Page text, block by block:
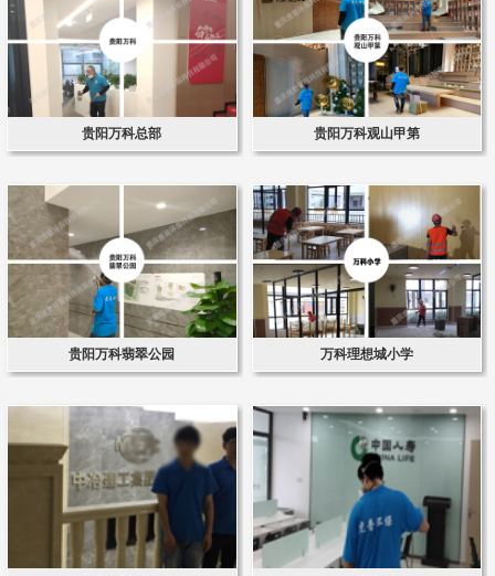
贵阳万科总部 贵阳万科观山甲第
贵阳万科翡翠公园 万科理想城小学